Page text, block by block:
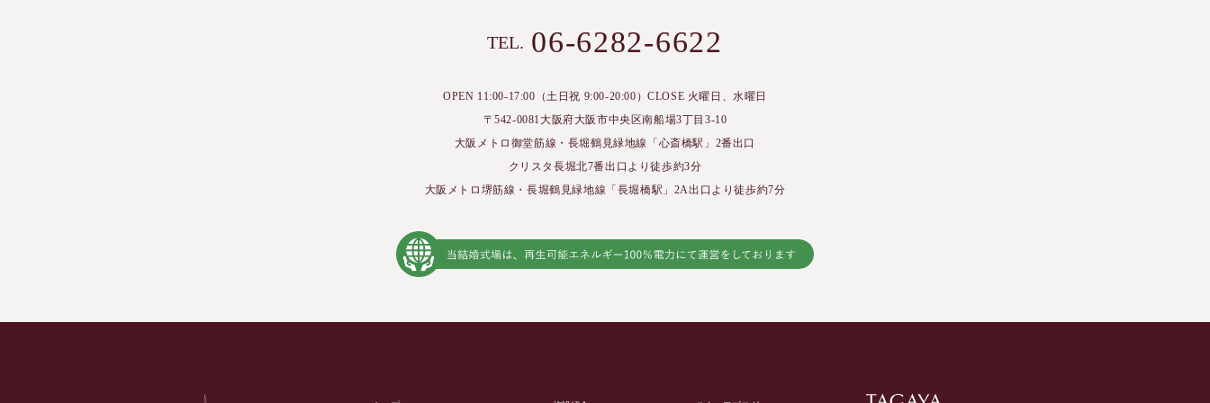
TEL. 06-6282-6622
OPEN 11:00-17:00（土日祝 9:00-20:00）CLOSE 火曜日、水曜日
〒542-0081大阪府大阪市中央区南船場3丁目3-10
大阪メトロ御堂筋線・長堀鶴見緑地線「心斎橋駅」2番出口
クリスタ長堀北7番出口より徒歩約3分
大阪メトロ堺筋線・長堀鶴見緑地線「長堀橋駅」2A出口より徒歩約7分